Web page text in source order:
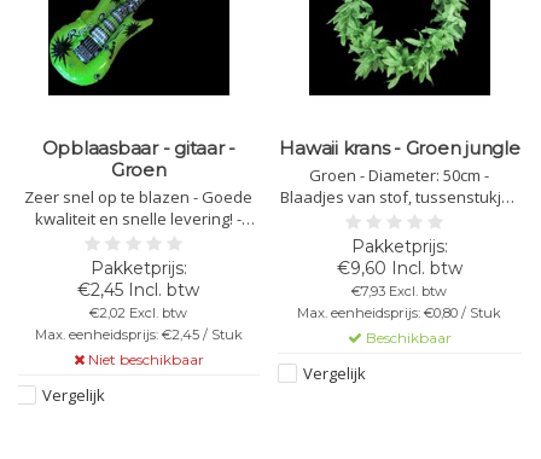
Opblaasbaar - gitaar -
Groen
Zeer snel op te blazen - Goede
kwaliteit en snelle levering! -
Kleur: Groen
€2,45 Incl. btw
€2,02 Excl. btw
Max. eenheidsprijs: €2,45 / Stuk
Niet beschikbaar
Vergelijk
Hawaii krans - Groen jungle
Groen - Diameter: 50cm -
Blaadjes van stof, tussenstukjes
van plastic
€9,60 Incl. btw
€7,93 Excl. btw
Max. eenheidsprijs: €0,80 / Stuk
Beschikbaar
Vergelijk